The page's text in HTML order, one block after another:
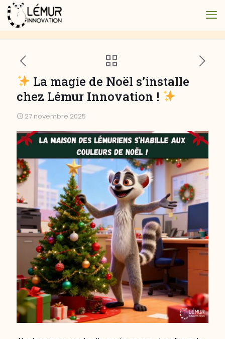
​ La magie de Noël s’installe
chez Lémur Innovation !
27 novembre 2025